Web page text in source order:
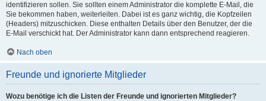
identifizieren sollen. Sie sollten einem Administrator die komplette E-Mail, die
Sie bekommen haben, weiterleiten. Dabei ist es ganz wichtig, die Kopfzeilen
(Headers) mitzuschicken. Diese enthalten Details über den Benutzer, der die
E-Mail verschickt hat. Der Administrator kann dann entsprechend reagieren.
Nach oben
Freunde und ignorierte Mitglieder
Wozu benötige ich die Listen der Freunde und ignorierten Mitglieder?